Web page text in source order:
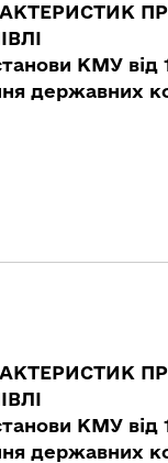
КМУ від
державних
КМУ від
державних